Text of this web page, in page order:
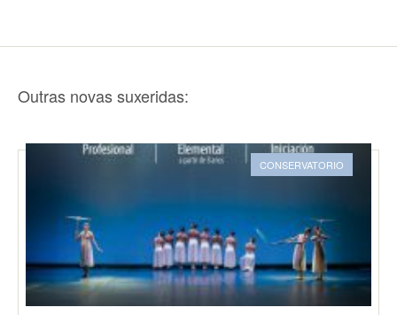
Outras novas suxeridas:
CONSERVATORIO